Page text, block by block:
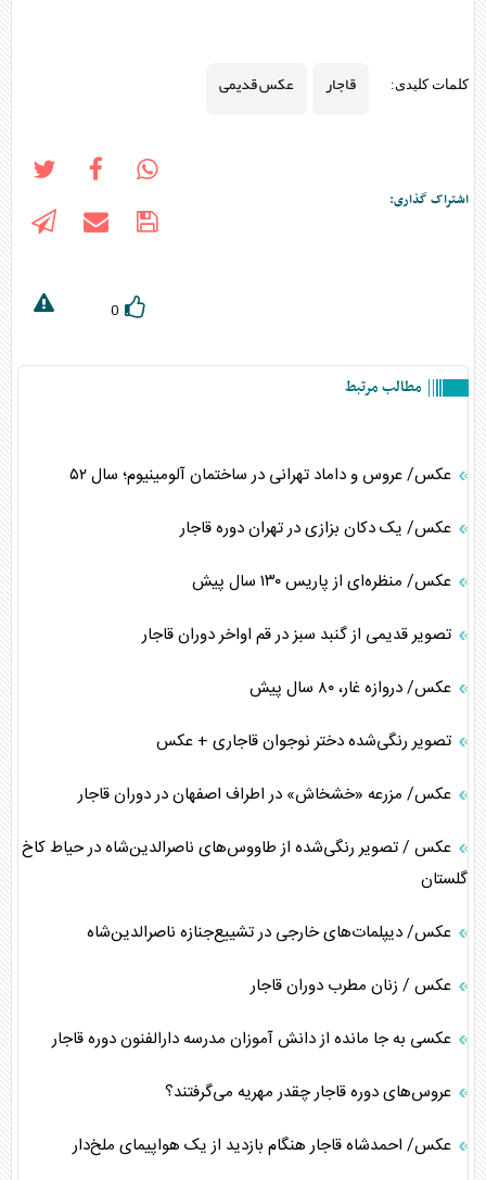
کلمات کلیدی: قاجار عکس قدیمی
اشتراک گذاری:
0
مطالب مرتبط
عکس/ عروس و داماد تهرانی در ساختمان آلومینیوم؛ سال ۵۲
عکس/ یک دکان بزازی در تهران دوره قاجار
عکس/ منظره‌ای از پاریس ۱۳۰ سال پیش
تصویر قدیمی از گنبد سبز در قم اواخر دوران قاجار
عکس/ دروازه غار، ۸۰ سال پیش
تصویر رنگی‌شده دختر نوجوان قاجاری + عکس
عکس/ مزرعه «خشخاش» در اطراف اصفهان در دوران قاجار
عکس / تصویر رنگی‌شده از طاووس‌های ناصرالدین‌شاه در حیاط کاخ
گلستان
عکس/ دیپلمات‌های خارجی در تشییع‌جنازه ناصرالدین‌شاه
عکس / ‏زنان مطرب دوران قاجار
عکسی به جا مانده از دانش آموزان مدرسه دارالفنون دوره قاجار
عروس‌های دوره قاجار چقدر مهریه می‌گرفتند؟
عکس/ احمدشاه قاجار هنگام بازدید از یک هواپیمای ملخ‌دار